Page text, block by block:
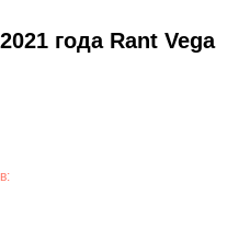
года Rant Vega